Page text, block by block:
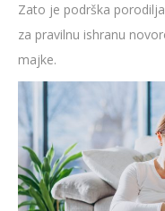
Zato je podrška
za pravilnu ishranu
majke.